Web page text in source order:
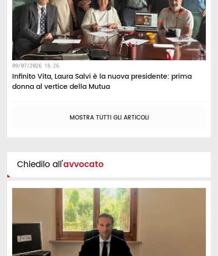
09/07/2026 18:26
Infinito Vita, Laura Salvi è la nuova presidente: prima
donna al vertice della Mutua
MOSTRA TUTTI GLI ARTICOLI
Chiedilo all'avvocato